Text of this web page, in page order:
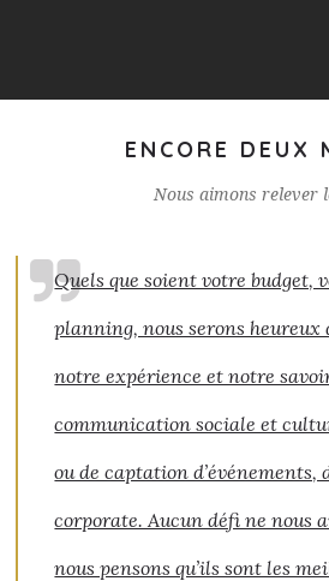
ENCORE DEUX
Nous aimons relever
Quels que soient votre budget,
planning, nous serons heureux
notre expérience et notre
communication sociale et
ou de captation d’événements,
corporate. Aucun défi ne nous
nous pensons qu’ils sont les